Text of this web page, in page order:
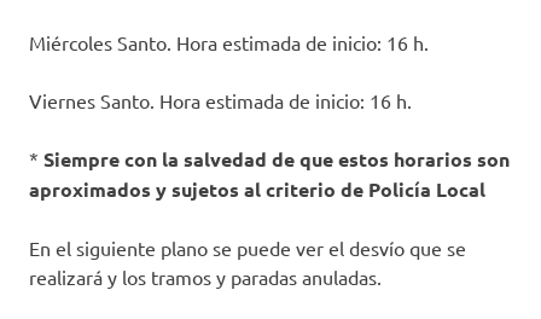
Miércoles Santo. Hora estimada de inicio: 16 h.
Viernes Santo. Hora estimada de inicio: 16 h.
* Siempre con la salvedad de que estos horarios son
aproximados y sujetos al criterio de Policía Local
En el siguiente plano se puede ver el desvío que se
realizará y los tramos y paradas anuladas.